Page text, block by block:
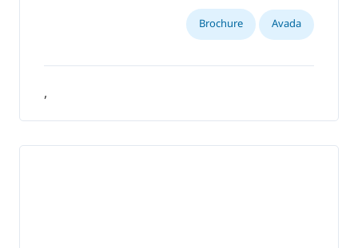
Avada
Brochure
,